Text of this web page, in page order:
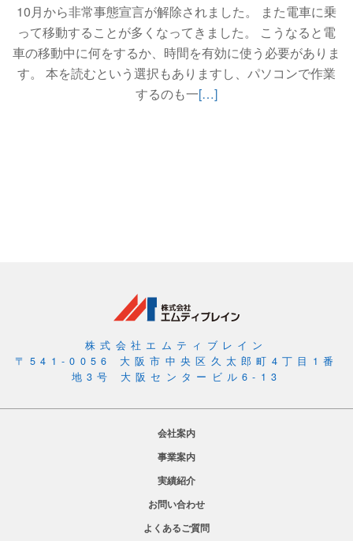
10月から非常事態宣言が解除されました。 また電車に乗
って移動することが多くなってきました。 こうなると電
車の移動中に何をするか、時間を有効に使う必要がありま
す。 本を読むという選択もありますし、パソコンで作業
するのも一続
[…]
株式会社エムティブレイン
〒541-0056 大阪市中央区久太郎町4丁目1番
地3号 大阪センタービル6-13
会社案内
事業案内
実績紹介
お問い合わせ
よくあるご質問